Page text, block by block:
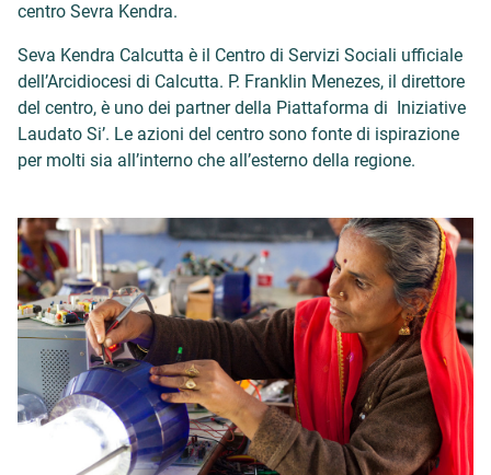
centro Sevra Kendra.
Seva Kendra Calcutta è il Centro di Servizi Sociali ufficiale
dell’Arcidiocesi di Calcutta. P. Franklin Menezes, il direttore
del centro, è uno dei partner della Piattaforma di Iniziative
Laudato Si’. Le azioni del centro sono fonte di ispirazione
per molti sia all’interno che all’esterno della regione.